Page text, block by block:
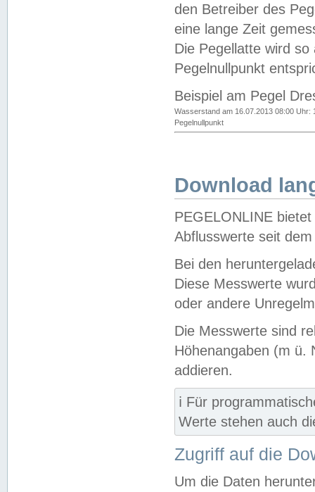
den Betreiber des
eine lange Zeit
Die Pegellatte wird
Pegelnullpunkt
Beispiel am Pegel
Wasserstand am 16.07.2013 08:00 Uhr:
Pegelnullpunkt
Download
PEGELONLINE
Abflusswerte seit
Bei den
Diese Messwerte
oder andere
Die Messwerte sind
Höhenangaben (m ü.
addieren.
ℹ️ Für
Werte stehen auch
Zugriff auf die
Um die Daten